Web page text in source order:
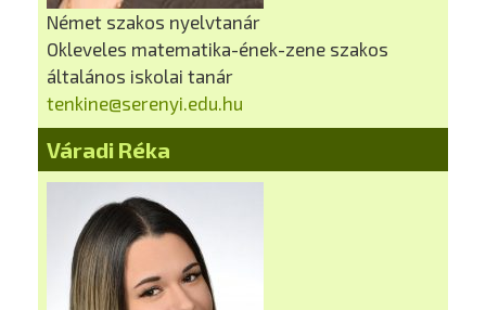
Német szakos nyelvtanár
Okleveles matematika-ének-zene szakos
általános iskolai tanár
tenkine@serenyi.edu.hu
Váradi Réka